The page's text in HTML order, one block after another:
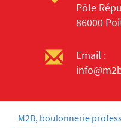
Pôle
86000
Email :
M2B, boulonnerie